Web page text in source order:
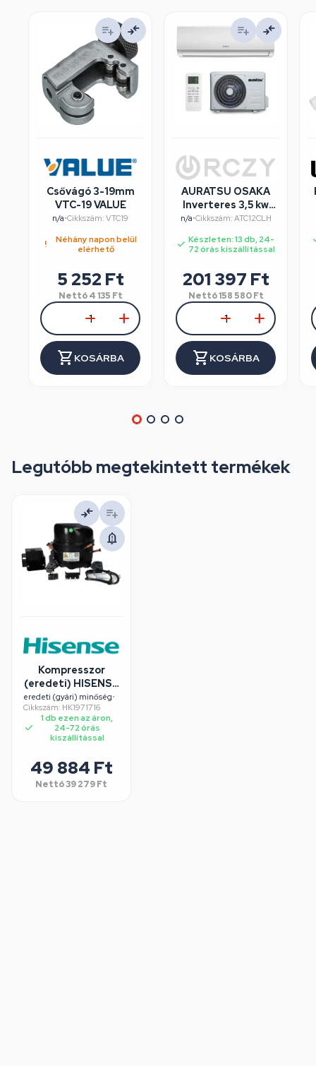
Csővágó 3-19mm
VTC-19 VALUE
n/a•Cikkszám: VTC19
Néhány napon belül
elérhető
5 252 Ft
Nettó 4 135 Ft
KOSÁRBA
AURATSU OSAKA
Inverteres 3,5 kw
klíma szett , WiFi,
n/a•Cikkszám: ATC12CLH
Készleten: 13 db, 24-
72 órás kiszállítással
201 397 Ft
Nettó158 580 Ft
KOSÁRBA
Legutóbb megtekintett termékek
Kompresszor
(eredeti) HISENSE
hűtőgép
eredeti (gyári) minőség•
Cikkszám: HK1971716
1 db ezen az áron,
24-72 órás
kiszállítással
49 884 Ft
Nettó39 279 Ft